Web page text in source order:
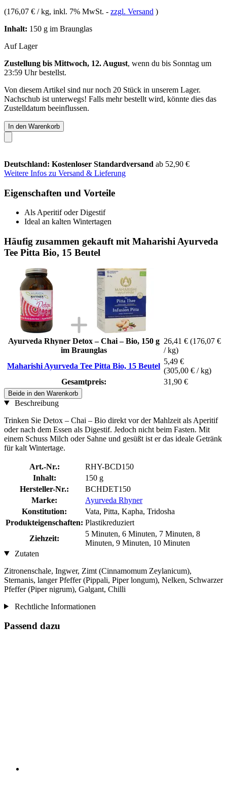
(176,07 € / kg, inkl. 7% MwSt. - zzgl. Versand )
Inhalt: 150 g im Braunglas
Auf Lager
Zustellung bis Mittwoch, 12. August, wenn du bis Sonntag um
23:59 Uhrbestellst.
Von diesem Artikel sind nur noch 20 Stück in unserem Lager.
Nachschub ist unterwegs! Falls mehr bestellt wird, könnte dies das
Zustelldatum beeinflussen.
In den Warenkorb
Deutschland: Kostenloser Standardversand ab 52,90 €
Weitere Infos zu Versand & Lieferung
Eigenschaften und Vorteile
Als Aperitif oder Digestif
Ideal an kalten Wintertagen
Häufig zusammen gekauft mit Maharishi Ayurveda
Tee Pitta Bio, 15 Beutel
Ayurveda Rhyner Detox – Chai – Bio, 150 g
im Braunglas
26,41 € (176,07 €
/ kg)
Maharishi Ayurveda Tee Pitta Bio, 15 Beutel
5,49 €
(305,00 € / kg)
Gesamtpreis:
31,90 €
Beide in den Warenkorb
Beschreibung
Trinken Sie Detox – Chai – Bio direkt vor der Mahlzeit als Aperitif
oder nach dem Essen als Digestif. Jedoch nicht beim Fasten. Mit
einem Schuss Milch oder Sahne und gesüßt ist er das ideale Getränk
für kalt Wintertage.
Art.-Nr.:
RHY-BCD150
Inhalt:
150 g
Hersteller-Nr.:
BCHDET150
Marke:
Ayurveda Rhyner
Konstitution:
Vata, Pitta, Kapha, Tridosha
Produkteigenschaften: Plastikreduziert
Ziehzeit:
5 Minuten, 6 Minuten, 7 Minuten, 8
Minuten, 9 Minuten, 10 Minuten
Zutaten
Zitronenschale, Ingwer, Zimt (Cinnamomum Zeylanicum),
Sternanis, langer Pfeffer (Pippali, Piper longum), Nelken, Schwarzer
Pfeffer (Piper nigrum), Galgant, Chilli
Rechtliche Informationen
Passend dazu